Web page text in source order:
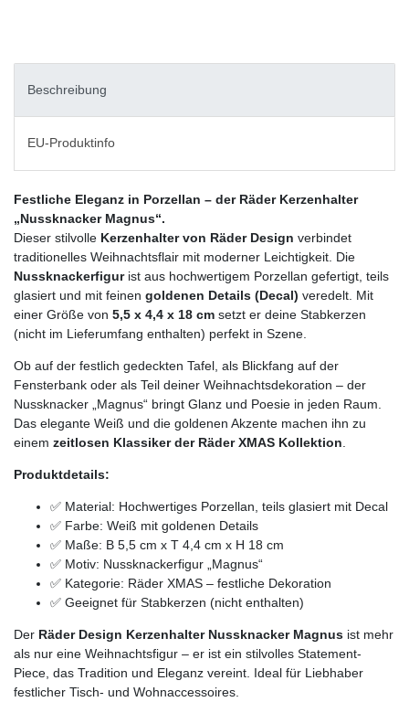
Beschreibung
EU-Produktinfo
Festliche Eleganz in Porzellan – der Räder Kerzenhalter
„Nussknacker Magnus“.
Dieser stilvolle Kerzenhalter von Räder Design verbindet
traditionelles Weihnachtsflair mit moderner Leichtigkeit. Die
Nussknackerfigurist aus hochwertigem Porzellan gefertigt, teils
glasiert und mit feinen goldenen Details (Decal) veredelt. Mit
einer Größe von 5,5 x 4,4 x 18 cm setzt er deine Stabkerzen
(nicht im Lieferumfang enthalten) perfekt in Szene.
Ob auf der festlich gedeckten Tafel, als Blickfang auf der
Fensterbank oder als Teil deiner Weihnachtsdekoration – der
Nussknacker „Magnus“ bringt Glanz und Poesie in jeden Raum.
Das elegante Weiß und die goldenen Akzente machen ihn zu
einem zeitlosen Klassiker der Räder XMAS Kollektion
Produktdetails:
✅ Material: Hochwertiges Porzellan, teils glasiert mit Decal
✅ Farbe: Weiß mit goldenen Details
✅ Maße: B 5,5 cm x T 4,4 cm x H 18 cm
✅ Motiv: Nussknackerfigur „Magnus“
✅ Kategorie: Räder XMAS – festliche Dekoration
✅ Geeignet für Stabkerzen (nicht enthalten)
Der Räder Design Kerzenhalter Nussknacker Magnus ist mehr
als nur eine Weihnachtsfigur – er ist ein stilvolles Statement-
Piece, das Tradition und Eleganz vereint. Ideal für Liebhaber
festlicher Tisch- und Wohnaccessoires.